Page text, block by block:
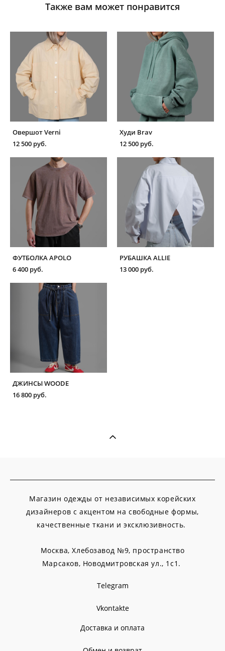
Также вам может понравится
Овершот Verni
12 500 pуб.
Худи Brav
12 500 pуб.
ФУТБОЛКА APOLO
6 400 pуб.
РУБАШКА ALLIE
13 000 pуб.
ДЖИНСЫ WOODE
16 800 pуб.
Магазин одежды от независимых корейских
дизайнеров с акцентом на свободные формы,
качественные ткани и эксклюзивность.
Москва, Хлебозавод №9, пространство
Марсаков, Новодмитровская ул., 1с1.
Telegram
Vkontakte
Доставка и оплата